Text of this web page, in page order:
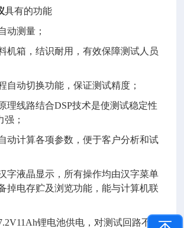
具有的功能
动测量；
机箱，结识耐用，有效保障测试人员
自动切换功能，保证测试精度；
理线路结合DSP技术是使测试稳定性
；
动计算各项参数，便于客户分析和试
字液晶显示，所有操作均由汉字菜单
掉电存贮及浏览功能，能与计算机联
锂电池供电，对测试回路不产